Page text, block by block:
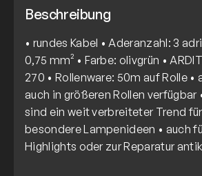
Beschreibung
• rundes Kabel • Aderanzahl: 3
0,75 mm² • Farbe: olivgrün •
270 • Rollenware: 50m auf Rolle •
auch in größeren Rollen verfügbar
sind ein weit verbreiteter Trend
besondere Lampenideen • auch
Highlights oder zur Reparatur